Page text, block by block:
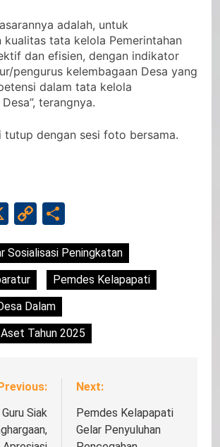
adalah, untuk
kualitas tata kelola Pemerintahan
dan efisien, dengan indikator
pengurus kelembagaan Desa yang
dalam tata kelola
terangnya.
tutup dengan sesi foto bersama.
X
Copy
Sosialisasi Peningkatan
Pemdes Kelapapati
Dalam
Tahun 2025
Siak
Next:
Pemdes Kelapapati
Gelar Penyuluhan